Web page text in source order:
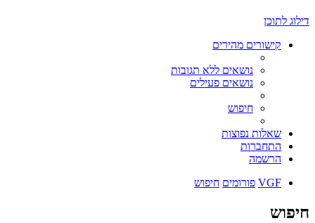
דילוג לתוכן
קישורים מהירים
נושאים ללא תגובות
נושאים פעילים
חיפוש
שאלות נפוצות
התחברות
הרשמה
VGF פורומים חיפוש
חיפוש